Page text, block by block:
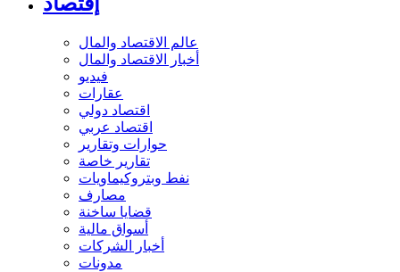
عالم الاقتصاد والمال
أخبار الاقتصاد والمال
فيديو
عقارات
اقتصاد دولي
اقتصاد عربي
حوارات وتقارير
تقارير خاصة
نفط وبتروكيماويات
مصارف
قضايا ساخنة
أسواق مالية
أخبار الشركات
مدونات